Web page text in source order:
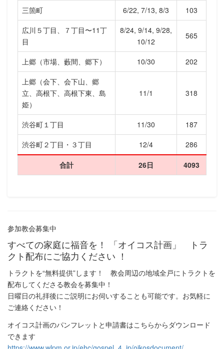
三箇町 6/22, 7/13, 8/3
103
広川５丁目、７丁目〜11丁
目
8/24, 9/14, 9/28,
10/12
565
上郷（市場、藪間、郷下） 10/30
202
上郷（会下、会下山、郷
立、高根下、高根下東、島
姫）
11/1 318
渋谷町１丁目 11/30
187
渋谷町２丁目・３丁目
12/4 286
合計 26日 4093
参加教会募集中
すべての家庭に福音を！ 「オイコス計画」 トラ
クト配布にご協力ください ！
トラクトを“無料提供”します！ 教会周辺の地域全戸にトラクトを
配布してくださる教会を募集中！
日曜日の礼拝後にご説明にお伺いすることも可能です。お気軽に
ご連絡ください！
オイコス計画のパンフレットと申請書はこちらからダウンロード
できます